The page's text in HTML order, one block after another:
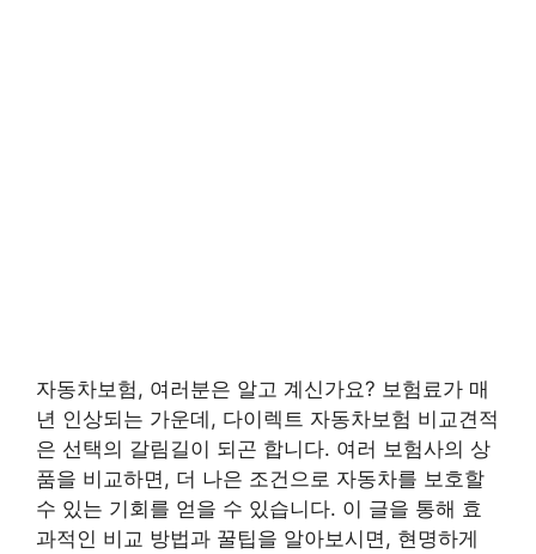
자동차보험, 여러분은 알고 계신가요? 보험료가 매
년 인상되는 가운데, 다이렉트 자동차보험 비교견적
은 선택의 갈림길이 되곤 합니다. 여러 보험사의 상
품을 비교하면, 더 나은 조건으로 자동차를 보호할
수 있는 기회를 얻을 수 있습니다. 이 글을 통해 효
과적인 비교 방법과 꿀팁을 알아보시면, 현명하게